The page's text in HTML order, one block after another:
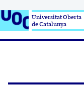
Universitat Oberta
de Catalunya